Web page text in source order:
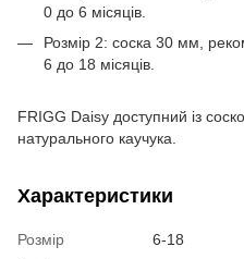
0 до 6 місяців.
Розмір 2: соска 30 мм,
6 до 18 місяців.
FRIGG Daisy доступний із
натурального каучука.
Характеристики
Розмір
6-18